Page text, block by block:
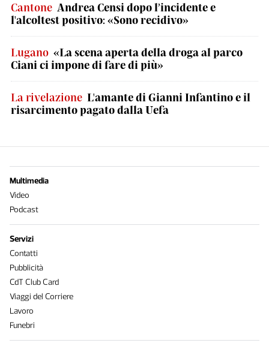
Cantone Andrea Censi dopo l’incidente e
l'alcoltest positivo: «Sono recidivo»
Lugano «La scena aperta della droga al parco
Ciani ci impone di fare di più»
La rivelazione L'amante di Gianni Infantino e il
risarcimento pagato dalla Uefa
Multimedia
Video
Podcast
Servizi
Contatti
Pubblicità
CdT Club Card
Viaggi del Corriere
Lavoro
Funebri